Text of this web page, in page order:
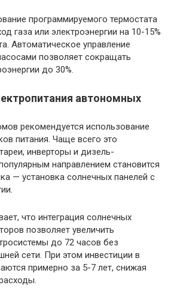
программируемого термостата
газа или электроэнергии на 10-15%
Автоматическое управление
позволяет сокращать
до 30%.
автономных
рекомендуется использование
питания. Чаще всего это
инверторы и дизель-
направлением становится
— установка солнечных панелей с
что интеграция солнечных
позволяет увеличить
до 72 часов без
сети. При этом инвестиции в
примерно за 5-7 лет, снижая